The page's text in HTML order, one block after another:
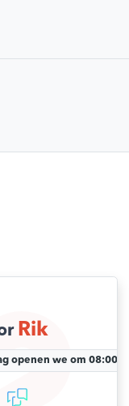
Rik
openen we om 08:00